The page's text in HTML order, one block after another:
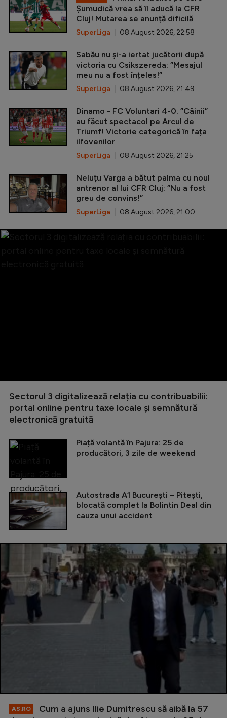
Șumudică vrea să îl aducă la CFR
Cluj! Mutarea se anunță dificilă
SuperLiga | 08 August 2026, 22:58
Sabău nu și-a iertat jucătorii după
victoria cu Csikszereda: ”Mesajul
meu nu a fost înțeles!”
SuperLiga | 08 August 2026, 21:49
Dinamo - FC Voluntari 4-0. ”Câinii”
au făcut spectacol pe Arcul de
Triumf! Victorie categorică în fața
ilfovenilor
SuperLiga | 08 August 2026, 21:25
Neluțu Varga a bătut palma cu noul
antrenor al lui CFR Cluj: ”Nu a fost
greu de convins!”
SuperLiga | 08 August 2026, 21:00
Sectorul 3 digitalizează relația cu contribuabilii:
portal online pentru taxe locale și semnătură
electronică gratuită
Piață volantă în Pajura: 25 de
producători, 3 zile de weekend
Autostrada A1 București – Pitești,
blocată complet la Bolintin Deal din
cauza unui accident
AS.RO
Cum a ajuns Ilie Dumitrescu să aibă la 57